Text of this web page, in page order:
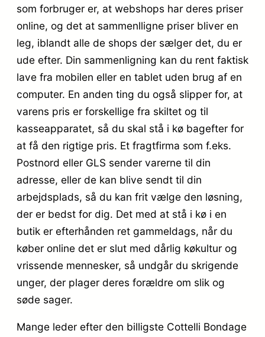
som forbruger er, at webshops har deres priser
online, og det at sammenlligne priser bliver en
leg, iblandt alle de shops der sælger det, du er
ude efter. Din sammenligning kan du rent faktisk
lave fra mobilen eller en tablet uden brug af en
computer. En anden ting du også slipper for, at
varens pris er forskellige fra skiltet og til
kasseapparatet, så du skal stå i kø bagefter for
at få den rigtige pris. Et fragtfirma som f.eks.
Postnord eller GLS sender varerne til din
adresse, eller de kan blive sendt til din
arbejdsplads, så du kan frit vælge den løsning,
der er bedst for dig. Det med at stå i kø i en
butik er efterhånden ret gammeldags, når du
køber online det er slut med dårlig køkultur og
vrissende mennesker, så undgår du skrigende
unger, der plager deres forældre om slik og
søde sager.
Mange leder efter den billigste Cottelli Bondage